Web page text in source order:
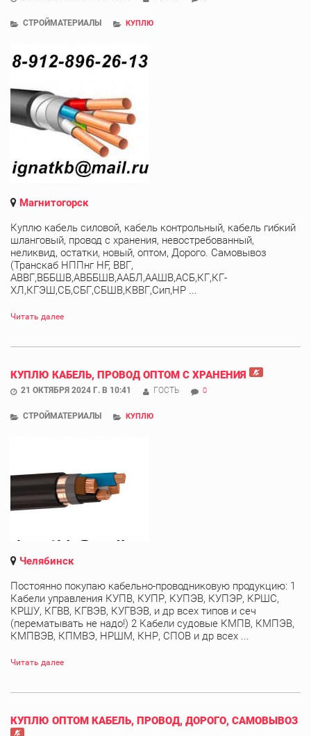
СТРОЙМАТЕРИАЛЫ КУПЛЮ
Магнитогорск
Куплю кабель силовой, кабель контрольный, кабель гибкий
шланговый, провод с хранения, невостребованный,
неликвид, остатки, новый, оптом, Дорого. Самовывоз
(Транскаб НППнг HF, ВВГ,
АВВГ,ВББШВ,АВББШВ,ААБЛ,ААШВ,АСБ,КГ,КГ-
ХЛ,КГЭШ,СБ,СБГ,СБШВ,КВВГ,Сип,НР ...
Читать далее
КУПЛЮ КАБЕЛЬ, ПРОВОД ОПТОМ С ХРАНЕНИЯ
21 ОКТЯБРЯ 2024 Г. В 10:41 ГОСТЬ 0
СТРОЙМАТЕРИАЛЫ КУПЛЮ
Челябинск
Постоянно покупаю кабельно-проводниковую продукцию: 1
Кабели управления КУПВ, КУПР, КУПЭВ, КУПЭР, КРШС,
КРШУ, КГВВ, КГВЭВ, КУГВЭВ, и др всех типов и сеч
(перематывать не надо!) 2 Кабели судовые КМПВ, КМПЭВ,
КМПВЭВ, КПМВЭ, НРШМ, КНР, СПОВ и др всех ...
Читать далее
КУПЛЮ ОПТОМ КАБЕЛЬ, ПРОВОД, ДОРОГО, САМОВЫВОЗ